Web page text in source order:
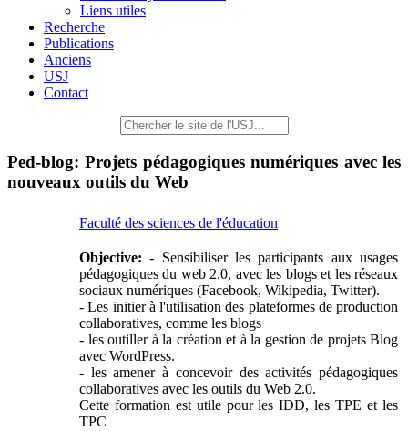
Liens utiles
Recherche
Publications
Anciens
USJ
Contact
Ped-blog: Projets pédagogiques numériques avec les
nouveaux outils du Web
Faculté des sciences de l'éducation
Objective:- Sensibiliser les participants aux usages
pédagogiques du web 2.0, avec les blogs et les réseaux
sociaux numériques (Facebook, Wikipedia, Twitter).
- Les initier à l'utilisation des plateformes de production
collaboratives, comme les blogs
- les outiller à la création et à la gestion de projets Blog
avec WordPress.
- les amener à concevoir des activités pédagogiques
collaboratives avec les outils du Web 2.0.
Cette formation est utile pour les IDD, les TPE et les
TPC